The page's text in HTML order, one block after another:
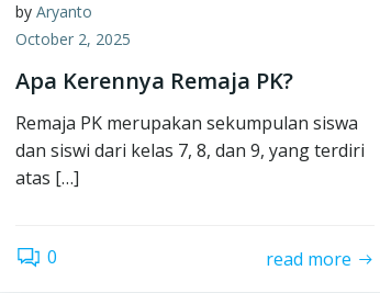
by Aryanto
October 2, 2025
Apa Kerennya Remaja PK?
Remaja PK merupakan sekumpulan siswa
dan siswi dari kelas 7, 8, dan 9, yang terdiri
atas […]
0 read more